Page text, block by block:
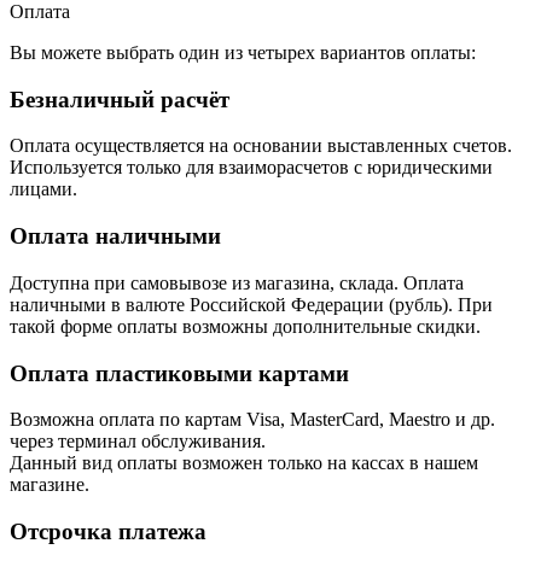
Оплата
Вы можете выбрать один из четырех вариантов оплаты:
Безналичный расчёт
Оплата осуществляется на основании выставленных счетов.
Используется только для взаиморасчетов с юридическими
лицами.
Оплата наличными
Доступна при самовывозе из магазина, склада. Оплата
наличными в валюте Российской Федерации (рубль). При
такой форме оплаты возможны дополнительные скидки.
Оплата пластиковыми картами
Возможна оплата по картам Visa, MasterCard, Maestro и др.
через терминал обслуживания.
Данный вид оплаты возможен только на кассах в нашем
магазине.
Отсрочка платежа